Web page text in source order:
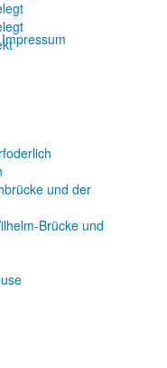
und der
Brücke und
Impressum